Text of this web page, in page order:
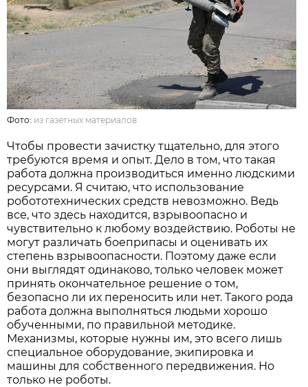
Фото: из газетных материалов
Чтобы провести зачистку тщательно, для этого
требуются время и опыт. Дело в том, что такая
работа должна производиться именно людскими
ресурсами. Я считаю, что использование
робототехнических средств невозможно. Ведь
все, что здесь находится, взрывоопасно и
чувствительно к любому воздействию. Роботы не
могут различать боеприпасы и оценивать их
степень взрывоопасности. Поэтому даже если
они выглядят одинаково, только человек может
принять окончательное решение о том,
безопасно ли их переносить или нет. Такого рода
работа должна выполняться людьми хорошо
обученными, по правильной методике.
Механизмы, которые нужны им, это всего лишь
специальное оборудование, экипировка и
машины для собственного передвижения. Но
только не роботы.